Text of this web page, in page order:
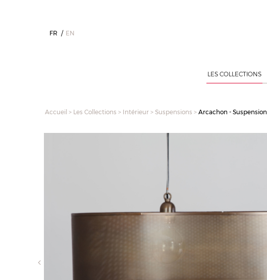
FR EN
LES COLLECTIONS
Accueil > Les Collections > Intérieur > Suspensions >Arcachon - Suspension